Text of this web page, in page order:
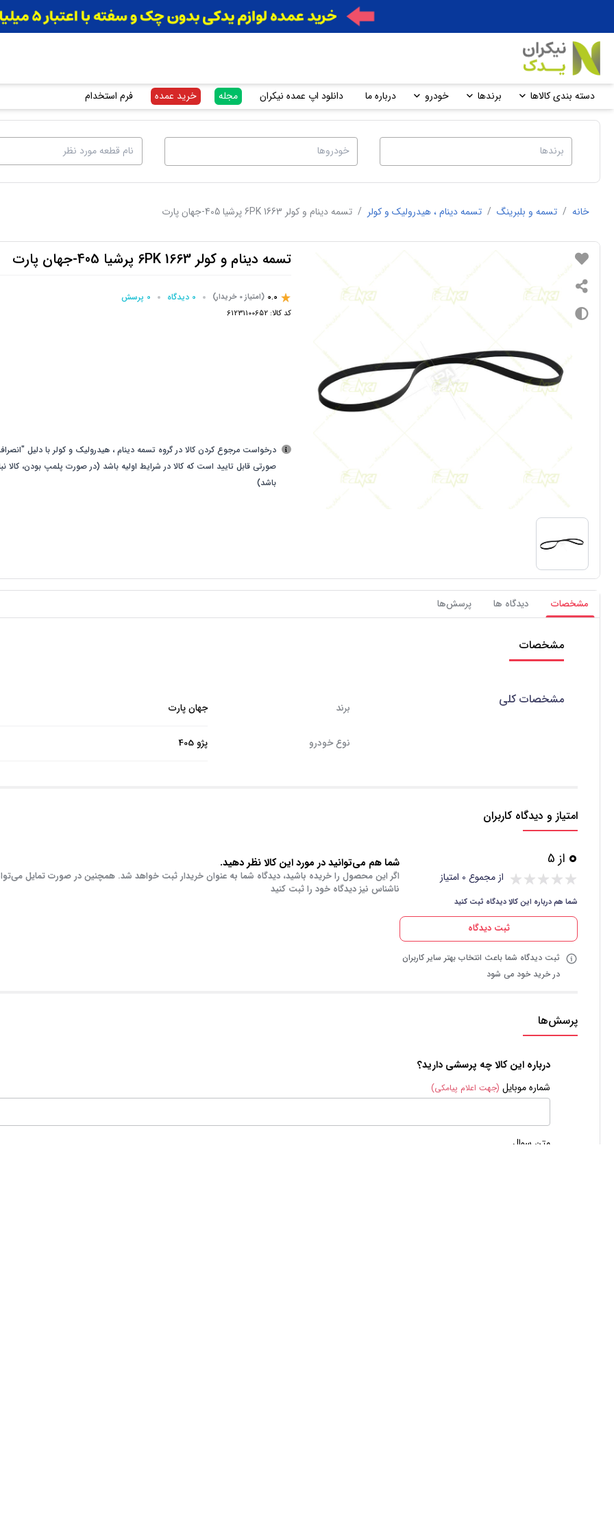
دسته بندی کالاها برندها خودرو درباره ما دانلود اپ عمده نیکران مجله خرید عمده فرم استخدام
خانه / تسمه و بلبرینگ / تسمه دینام ، هیدرولیک و کولر / تسمه دینام و کولر 6PK 1663 پرشیا 405-جهان پارت
تسمه دینام و کولر 6PK 1663 پرشیا 405-جهان پارت
0.0 (امتیاز 0 خریدار) 0 دیدگاه 0 پرسش‌
کد کالا: 61231100652
درخواست مرجوع کردن کالا در گروه تسمه دینام ، هیدرولیک و کولر با دلیل
صورتی قابل تایید است که کالا در شرایط اولیه باشد (در صورت پلمپ بودن، کالا
باشد)
مشخصات دیدگاه ها پرسش‌ها
مشخصات
مشخصات کلی
برند جهان پارت
نوع خودرو پژو 405
امتیاز و دیدگاه کاربران
0 از 5
از مجموع 0 امتیاز
شما هم درباره این کالا دیدگاه ثبت کنید
ثبت دیدگاه
ثبت دیدگاه شما باعث انتخاب بهتر سایر کاربران
در خرید خود می شود
شما هم می‌توانید در مورد این کالا نظر دهید.
اگر این محصول را خریده باشید، دیدگاه شما به عنوان خریدار ثبت خواهد شد. همچنین در صورت تمایل
ناشناس نیز دیدگاه خود را ثبت کنید
پرسش‌ها
درباره این کالا چه پرسشی دارید؟
شماره موبایل (جهت اعلام پیامکی)
متن سوال